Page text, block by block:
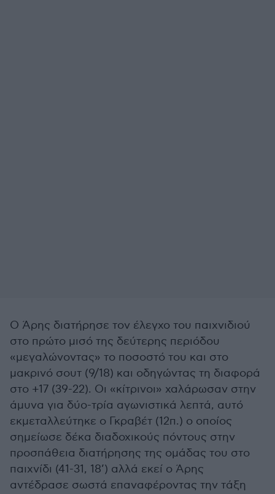
Ο Άρης διατήρησε τον έλεγχο του παιχνιδιού
στο πρώτο μισό της δεύτερης περιόδου
«μεγαλώνοντας» το ποσοστό του και στο
μακρινό σουτ (9/18) και οδηγώντας τη διαφορά
στο +17 (39-22). Οι «κίτρινοι» χαλάρωσαν στην
άμυνα για δύο-τρία αγωνιστικά λεπτά, αυτό
εκμεταλλεύτηκε ο Γκραβέτ (12π.) ο οποίος
σημείωσε δέκα διαδοχικούς πόντους στην
προσπάθεια διατήρησης της ομάδας του στο
παιχνίδι (41-31, 18’) αλλά εκεί ο Άρης
αντέδρασε σωστά επαναφέροντας την τάξη